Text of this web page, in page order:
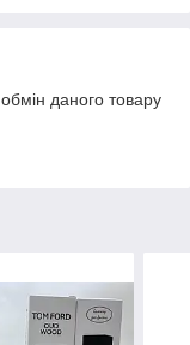
даного товару